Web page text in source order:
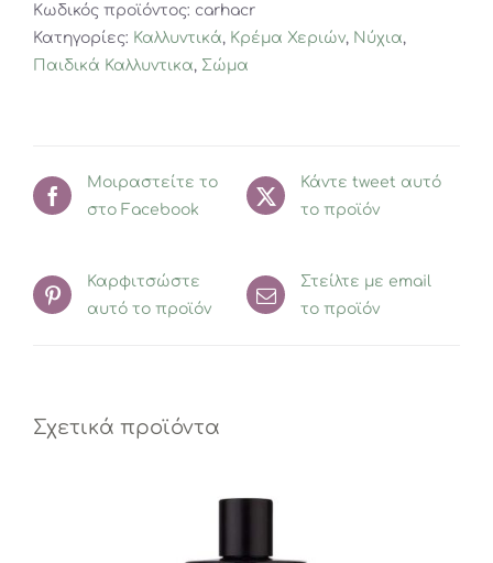
CREAM
ποσότητα
Κωδικός προϊόντος: carhacr
Κατηγορίες: Καλλυντικά, Κρέμα Χεριών, Νύχια,
Παιδικά Καλλυντικα, Σώμα
Μοιραστείτε το
στο Facebook
Κάντε tweet αυτό
το προϊόν
Καρφιτσώστε
αυτό το προϊόν
Στείλτε με email
το προϊόν
Σχετικά προϊόντα